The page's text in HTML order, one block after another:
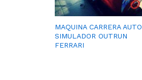
MAQUINA CARRERA AUTO
SIMULADOR OUTRUN
FERRARI